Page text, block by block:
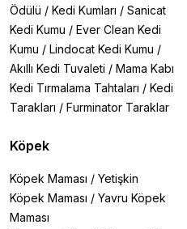
Ödülü / Kedi Kumları / Sanicat
Kedi Kumu / Ever Clean Kedi
Kumu / Lindocat Kedi Kumu /
Akıllı Kedi Tuvaleti / Mama Kabı
Kedi Tırmalama Tahtaları / Kedi
Tarakları / Furminator Taraklar
Köpek
Köpek Maması / Yetişkin
Köpek Maması / Yavru Köpek
Maması